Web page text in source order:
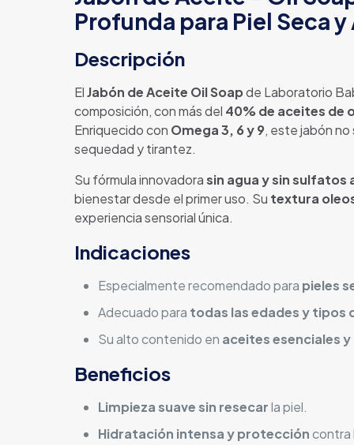
Profunda para Piel Seca
Descripción
ElJabón de Aceite Oil Soapde Laboratorio
composición, con más del 40% de aceites de
Enriquecido con Omega 3, 6 y 9, este jabón no
sequedad y tirantez.
Su fórmula innovadorasin agua y sin sulfatos
bienestar desde el primer uso. Su textura
experiencia sensorial única.
Indicaciones
Especialmente recomendado para pieles
Adecuado para todas las edades y tipos
Su alto contenido en aceites esenciales
Beneficios
Limpieza suave sin resecarla piel.
Hidratación intensa y proteccióncontra